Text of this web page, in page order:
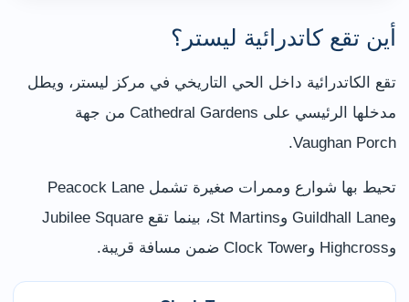
أين تقع كاتدرائية ليستر؟
تقع الكاتدرائية داخل الحي التاريخي في مركز ليستر، ويطل
مدخلها الرئيسي على Cathedral Gardens من جهة
Vaughan Porch.
تحيط بها شوارع وممرات صغيرة تشمل Peacock Lane
وGuildhall Lane وSt Martins، بينما تقع Jubilee Square
وHighcross وClock Tower ضمن مسافة قريبة.